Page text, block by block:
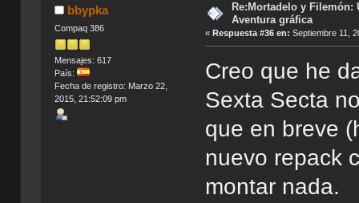
bbypka
Compaq 386
Mensajes: 617
País:
Fecha de registro: Marzo 22,
2015, 21:52:09 pm
Re:Mortadelo y Filemón:
Aventura gráfica
« Respuesta #36 en: Septiembre 11,
Creo que he
Sexta Secta
que en breve
nuevo repack
montar nada.